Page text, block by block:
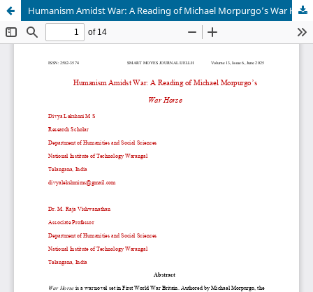
Humanism Amidst War: A Reading of Michael Morpurgo’s War Horse